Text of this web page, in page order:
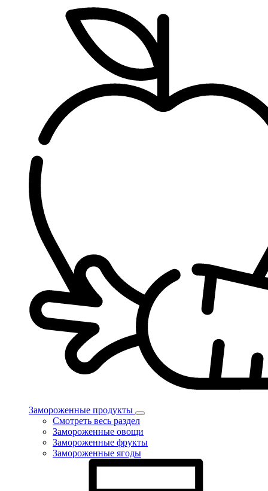
Замороженные продукты
Смотреть весь раздел
Замороженные овощи
Замороженные фрукты
Замороженные ягоды